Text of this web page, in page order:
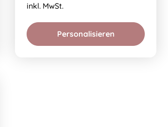
inkl. MwSt.
Personalisieren